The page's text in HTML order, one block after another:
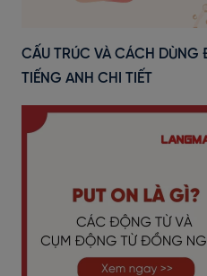
CẤU TRÚC VÀ CÁCH DÙNG
TIẾNG ANH CHI TIẾT